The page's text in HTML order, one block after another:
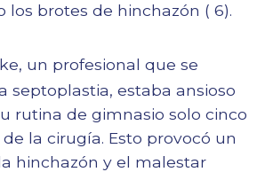
los brotes de hinchazón (6).
un profesional que se
septoplastia, estaba ansioso
rutina de gimnasio solo cinco
la cirugía. Esto provocó un
hinchazón y el malestar